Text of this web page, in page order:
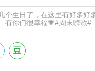
个生日了，在这里有好多好
有你们很幸福💗#周末嗨歌#